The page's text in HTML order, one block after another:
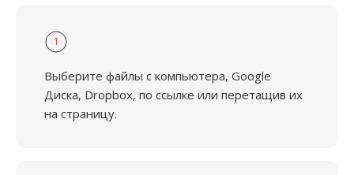
1
Выберите файлы с компьютера, Google
Диска, Dropbox, по ссылке или перетащив их
на страницу.